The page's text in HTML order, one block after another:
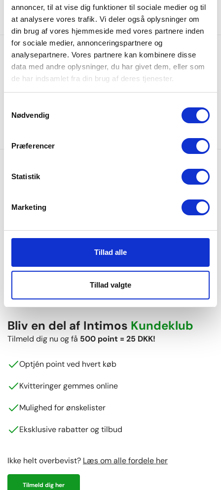
annoncer, til at vise dig funktioner til sociale medier og til
at analysere vores trafik. Vi deler også oplysninger om
din brug af vores hjemmeside med vores partnere inden
for sociale medier, annonceringspartnere og
analysepartnere. Vores partnere kan kombinere disse
data med andre oplysninger, du har givet dem, eller som
de har indsamlet fra din brug af deres tjenester.
Nødvendig
Præferencer
Statistik
Marketing
Tillad alle
Tillad valgte
Gratis fragt på alle ordrer over 249 DKK
365 dages returret
Vi sender alle hverdage
+6.700 anmeldelser
Vores kunder giver os 4,8 ud af 5 stjerner
Bliv en del af Intimos Kundeklub
Tilmeld dig nu og få 500 point = 25 DKK!
Optjén point ved hvert køb
Kvitteringer gemmes online
Mulighed for ønskelister
Eksklusive rabatter og tilbud
Ikke helt overbevist? Læs om alle fordele her
Tilmeld dig her